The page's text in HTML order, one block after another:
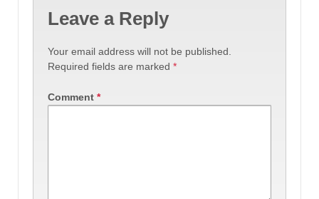
Leave a Reply
Your email address will not be published.
Required fields are marked *
Comment *